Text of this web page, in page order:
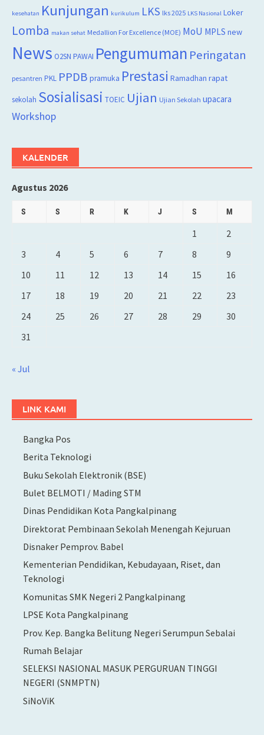
kesehatan Kunjungan kurikulum LKS lks 2025 LKS Nasional Loker
Lomba makan sehat Medallion For Excellence (MOE) MoU MPLS new
News O2SN PAWAI Pengumuman Peringatan
pesantren PKL PPDB pramuka Prestasi Ramadhan rapat
sekolah Sosialisasi TOEIC Ujian Ujian Sekolah upacara
Workshop
KALENDER
Agustus 2026
S S R K J S M
1
2
3
4 5 6 7 8
9
10
11 12 13 14 15
16
17
18 19 20 21 22
23
24
25 26 27 28 29
30
31
« Jul
LINK KAMI
Bangka Pos
Berita Teknologi
Buku Sekolah Elektronik (BSE)
Bulet BELMOTI / Mading STM
Dinas Pendidikan Kota Pangkalpinang
Direktorat Pembinaan Sekolah Menengah Kejuruan
Disnaker Pemprov. Babel
Kementerian Pendidikan, Kebudayaan, Riset, dan
Teknologi
Komunitas SMK Negeri 2 Pangkalpinang
LPSE Kota Pangkalpinang
Prov. Kep. Bangka Belitung Negeri Serumpun Sebalai
Rumah Belajar
SELEKSI NASIONAL MASUK PERGURUAN TINGGI
NEGERI (SNMPTN)
SiNoViK